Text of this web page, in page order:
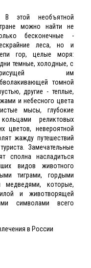
В этой необъятной
можно найти не
бесконечные -
леса, но и
гор, целые моря:
темные, холодные, с
им
томной
другие - теплые,
и небесного цвета
мысы, глубокие
реликтовых
цветов, невероятной
жажду путешествий
Замечательные
сполна насладиться
видов животного
тиграми, гордыми
медведями, которые,
и животворящей
символами всего